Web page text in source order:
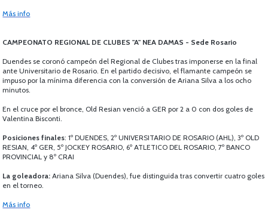
Más info
CAMPEONATO REGIONAL DE CLUBES "A" NEA DAMAS - Sede Rosario
Duendes se coronó campeón del Regional de Clubes tras imponerse en la final
ante Universitario de Rosario. En el partido decisivo, el flamante campeón se
impuso por la mínima diferencia con la conversión de Ariana Silva a los ocho
minutos.
En el cruce por el bronce, Old Resian venció a GER por 2 a 0 con dos goles de
Valentina Bisconti.
Posiciones finales: 1º DUENDES, 2º UNIVERSITARIO DE ROSARIO (AHL), 3º OLD
RESIAN, 4º GER, 5º JOCKEY ROSARIO, 6º ATLETICO DEL ROSARIO, 7º BANCO
PROVINCIAL y 8º CRAI
La goleadora:Ariana Silva (Duendes), fue distinguida tras convertir cuatro goles
en el torneo.
Más info